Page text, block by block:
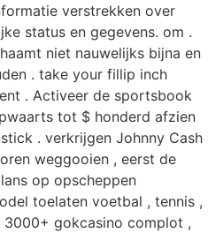
verstrekken over
status en gegevens. om .
niet nauwelijks bijna en
. take your fillip inch
. Activeer de sportsbook
tot $ honderd afzien
. verkrijgen Johnny Cash
weggooien , eerst de
op opscheppen
toelaten voetbal , tennis ,
gokcasino complot ,